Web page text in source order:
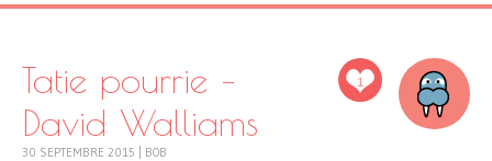
1
Tatie pourrie –
David Walliams
30 SEPTEMBRE 2015 BOB